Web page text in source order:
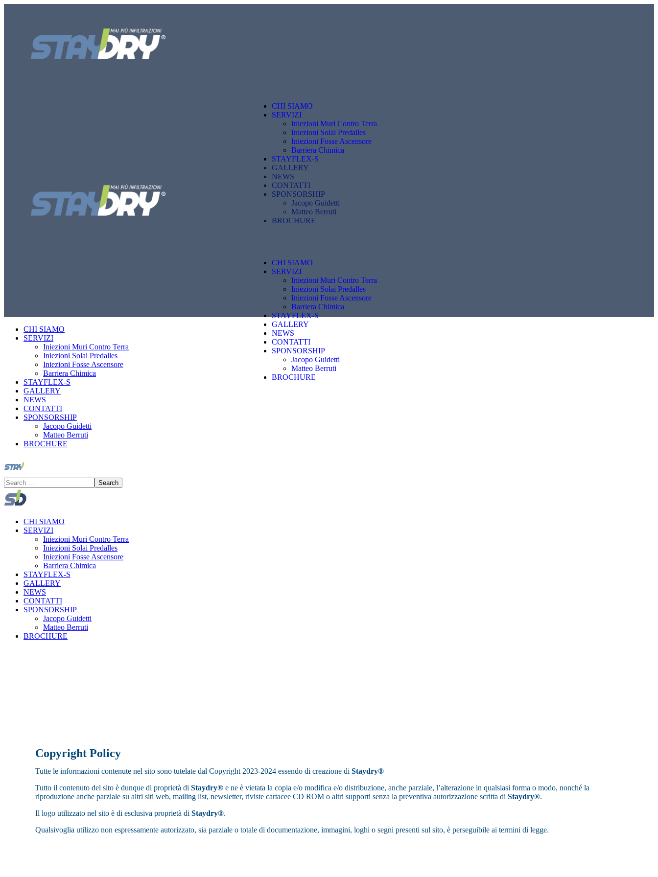
CHI SIAMO
SERVIZI
Iniezioni Muri Contro Terra
Iniezioni Solai Predalles
Iniezioni Fosse Ascensore
Barriera Chimica
STAYFLEX-S
GALLERY
NEWS
CONTATTI
SPONSORSHIP
Jacopo Guidetti
Matteo Berruti
BROCHURE
CHI SIAMO
SERVIZI
Iniezioni Muri Contro Terra
Iniezioni Solai Predalles
Iniezioni Fosse Ascensore
Barriera Chimica
STAYFLEX-S
GALLERY
NEWS
CONTATTI
SPONSORSHIP
Jacopo Guidetti
Matteo Berruti
BROCHURE
CHI SIAMO
SERVIZI
Iniezioni Muri Contro Terra
Iniezioni Solai Predalles
Iniezioni Fosse Ascensore
Barriera Chimica
STAYFLEX-S
GALLERY
NEWS
CONTATTI
SPONSORSHIP
Jacopo Guidetti
Matteo Berruti
BROCHURE
CHI SIAMO
SERVIZI
Iniezioni Muri Contro Terra
Iniezioni Solai Predalles
Iniezioni Fosse Ascensore
Barriera Chimica
STAYFLEX-S
GALLERY
NEWS
CONTATTI
SPONSORSHIP
Jacopo Guidetti
Matteo Berruti
BROCHURE
Copyright Policy
Tutte le informazioni contenute nel sito sono tutelate dal Copyright 2023-2024 essendo di creazione di Staydry®
Tutto il contenuto del sito è dunque di proprietà di Staydry® e ne è vietata la copia e/o modifica e/o distribuzione, anche parziale, l’alterazione in qualsiasi forma o modo, nonché la
riproduzione anche parziale su altri siti web, mailing list, newsletter, riviste cartacee CD ROM o altri supporti senza la preventiva autorizzazione scritta di Staydry®.
Il logo utilizzato nel sito è di esclusiva proprietà di Staydry®.
Qualsivoglia utilizzo non espressamente autorizzato, sia parziale o totale di documentazione, immagini, loghi o segni presenti sul sito, è perseguibile ai termini di legge.